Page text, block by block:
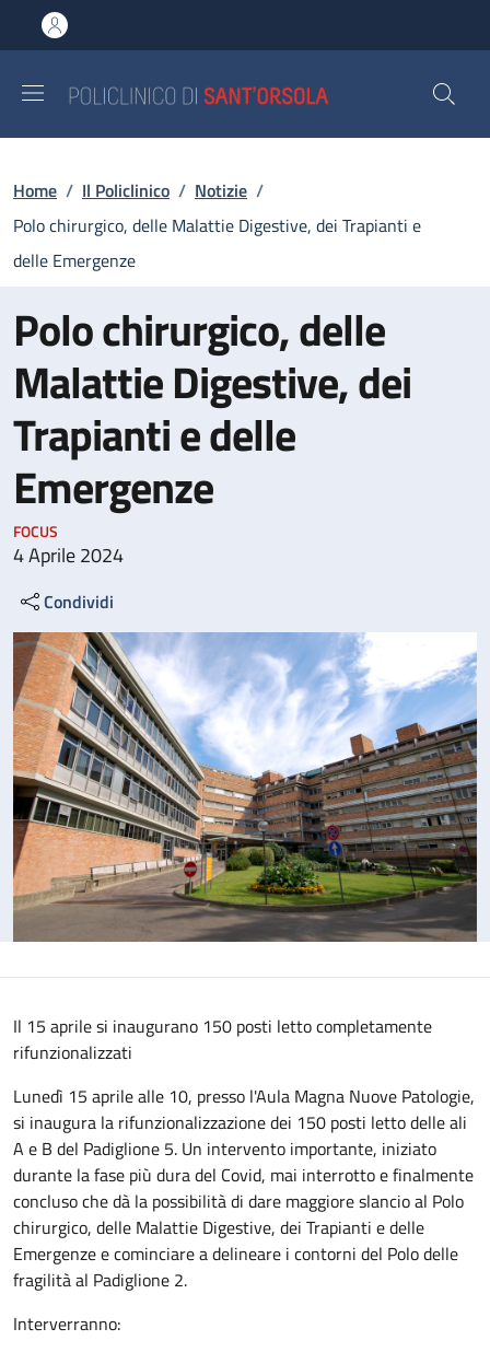
al contenuto principale
to footer content
Briciole di pane
Home / Il Policlinico / Notizie /
Polo chirurgico, delle Malattie Digestive, dei Trapianti e
delle Emergenze
Polo chirurgico, delle
Malattie Digestive, dei
Trapianti e delle
Emergenze
FOCUS
4 Aprile 2024
Condividi
Il 15 aprile si inaugurano 150 posti letto completamente
rifunzionalizzati
Lunedì 15 aprile alle 10, presso l'Aula Magna Nuove Patologie,
si inaugura la rifunzionalizzazione dei 150 posti letto delle ali
A e B del Padiglione 5. Un intervento importante, iniziato
durante la fase più dura del Covid, mai interrotto e finalmente
concluso che dà la possibilità di dare maggiore slancio al Polo
chirurgico, delle Malattie Digestive, dei Trapianti e delle
Emergenze e cominciare a delineare i contorni del Polo delle
fragilità al Padiglione 2.
Interverranno: